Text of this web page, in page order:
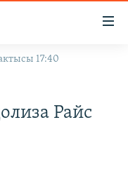
17:40
Райс